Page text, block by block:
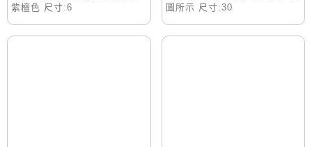
紫檀色 尺寸:6
圖所示 尺寸:30